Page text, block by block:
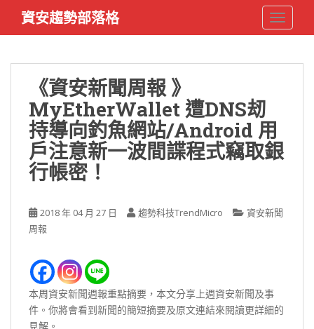
i
資安趨勢部落格
《資安新聞周報 》
MyEtherWallet 遭DNS刼
持導向釣魚網站/Android 用
戶注意新一波間諜程式竊取銀
行帳密！
2018 年 04 月 27 日 趨勢科技TrendMicro
資安新聞
周報
本周資安新聞週報重點摘要，本文分享上週資安新聞及事
件。你將會看到新聞的簡短摘要及原文連結來閱讀更詳細的
見解。